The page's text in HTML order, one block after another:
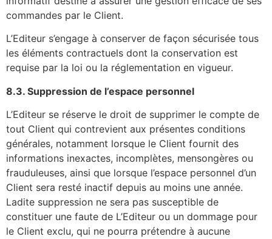
commandes par le Client.
L’Editeur s’engage à conserver de façon sécurisée tous
les éléments contractuels dont la conservation est
requise par la loi ou la réglementation en vigueur.
8.3. Suppression de l’espace personnel
L’Editeur se réserve le droit de supprimer le compte de
tout Client qui contrevient aux présentes conditions
générales, notamment lorsque le Client fournit des
informations inexactes, incomplètes, mensongères ou
frauduleuses, ainsi que lorsque l’espace personnel d’un
Client sera resté inactif depuis au moins une année.
Ladite suppression ne sera pas susceptible de
constituer une faute de L’Editeur ou un dommage pour
le Client exclu, qui ne pourra prétendre à aucune